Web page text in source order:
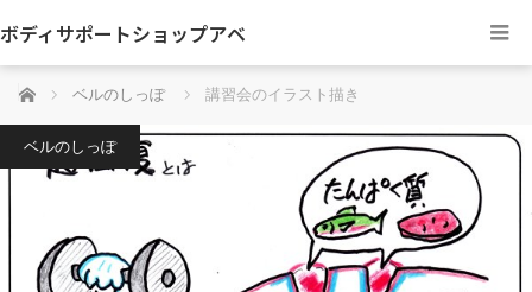
ボディサポートショップアベ
ホーム ベルのしっぽ 講習会のイラスト描き
ベルのしっぽ